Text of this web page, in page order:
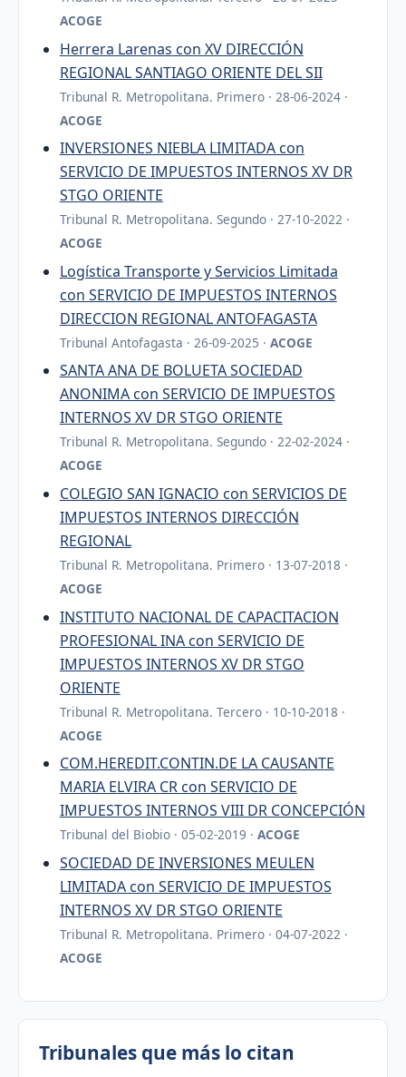
ACOGE
Herrera Larenas con XV DIRECCIÓN
REGIONAL SANTIAGO ORIENTE DEL SII
Tribunal R. Metropolitana. Primero · 28-06-2024 ·
ACOGE
INVERSIONES NIEBLA LIMITADA con
SERVICIO DE IMPUESTOS INTERNOS XV DR
STGO ORIENTE
Tribunal R. Metropolitana. Segundo · 27-10-2022 ·
ACOGE
Logística Transporte y Servicios Limitada
con SERVICIO DE IMPUESTOS INTERNOS
DIRECCION REGIONAL ANTOFAGASTA
Tribunal Antofagasta · 26-09-2025 · ACOGE
SANTA ANA DE BOLUETA SOCIEDAD
ANONIMA con SERVICIO DE IMPUESTOS
INTERNOS XV DR STGO ORIENTE
Tribunal R. Metropolitana. Segundo · 22-02-2024 ·
ACOGE
COLEGIO SAN IGNACIO con SERVICIOS DE
IMPUESTOS INTERNOS DIRECCIÓN
REGIONAL
Tribunal R. Metropolitana. Primero · 13-07-2018 ·
ACOGE
INSTITUTO NACIONAL DE CAPACITACION
PROFESIONAL INA con SERVICIO DE
IMPUESTOS INTERNOS XV DR STGO
ORIENTE
Tribunal R. Metropolitana. Tercero · 10-10-2018 ·
ACOGE
COM.HEREDIT.CONTIN.DE LA CAUSANTE
MARIA ELVIRA CR con SERVICIO DE
IMPUESTOS INTERNOS VIII DR CONCEPCIÓN
Tribunal del Biobio · 05-02-2019 · ACOGE
SOCIEDAD DE INVERSIONES MEULEN
LIMITADA con SERVICIO DE IMPUESTOS
INTERNOS XV DR STGO ORIENTE
Tribunal R. Metropolitana. Primero · 04-07-2022 ·
ACOGE
Tribunales que más lo citan